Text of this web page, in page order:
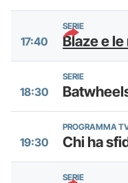
SERIE
17:40 Blaze e
SERIE
18:30
PROGRAMMA
19:30 Chi ha
SERIE